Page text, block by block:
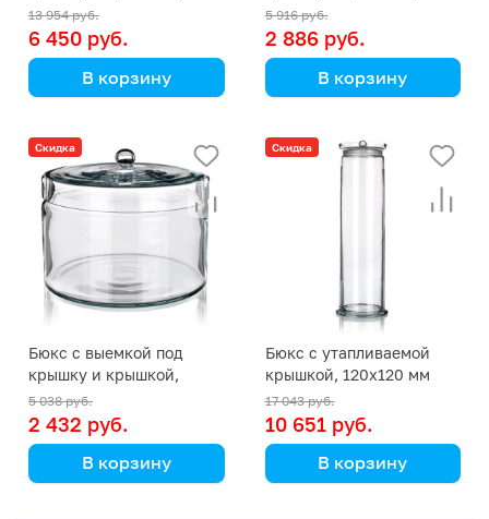
250х150 мм
13 954 руб.
6 450 руб.
В корзину
(Кат. № 2205/632 516
001 250) (Simax)
120х80 мм
5 916 руб.
2 886 руб.
В корзину
(Кат. № 2205/632 516
001 120) (Simax)
Скидка
Бюкс с выемкой под
крышку и крышкой,
100х70 мм
5 038 руб.
2 432 руб.
В корзину
Скидка
Бюкс с утапливаемой
крышкой, 120х120 мм
17 043 руб.
10 651 руб.
В корзину